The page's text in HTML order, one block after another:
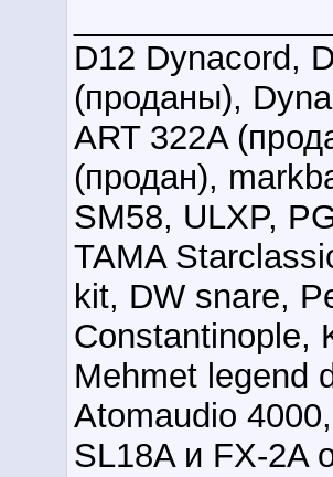
D12 Dynacord,
(проданы),
ART 322A
(продан),
SM58, ULXP,
TAMA
kit, DW snare,
Constantinople,
Mehmet legend
Atomaudio
SL18A и FX-2A